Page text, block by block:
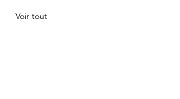
Voir tout